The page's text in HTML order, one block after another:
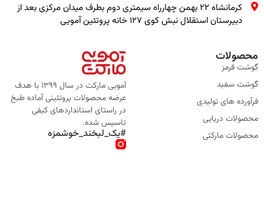
کرمانشاه ۲۲ بهمن چهارراه سیمتری دوم بطرف میدان مرکزی بعد از
دبیرستان استقلال نبش کوی ۱۲۷ خانه پروتئین آمویی
محصولات
گوشت قرمز
گوشت سفید
فرآورده های تولیدی
محصولات دریایی
محصولات مارکتی
آمویی مارکت در سال 1399 با هدف
عرضه محصولات پروتئینی آماده طبخ
در راستای استانداردهای کیفی
تاسیس شده.
#یک_لبخند_خوشمزه